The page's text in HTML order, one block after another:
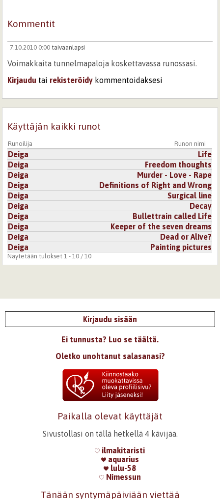
Kommentit
7.10.2010 0:00 taivaanlapsi
Voimakkaita tunnelmapaloja koskettavassa runossasi.
Kirjaudu tai rekisteröidy kommentoidaksesi
Käyttäjän kaikki runot
Runoilija Runon nimi
Deiga
Life
Deiga
Freedom thoughts
Deiga
Murder - Love - Rape
Deiga
Definitions of Right and Wrong
Deiga
Surgical line
Deiga
Decay
Deiga
Bullettrain called Life
Deiga
Keeper of the seven dreams
Deiga
Dead or Alive?
Deiga
Painting pictures
Näytetään tulokset 1 - 10 / 10
Kirjaudu sisään
Ei tunnusta? Luo se täältä.
Oletko unohtanut salasanasi?
Paikalla olevat käyttäjät
Sivustollasi on tällä hetkellä 4 kävijää.
ilmakitaristi
aquarius
lulu-58
Nimessun
Tänään syntymäpäiviään viettää